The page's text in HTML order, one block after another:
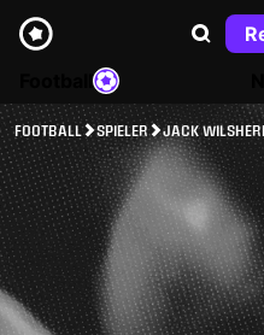
FOOTBALL SPIELER JACK